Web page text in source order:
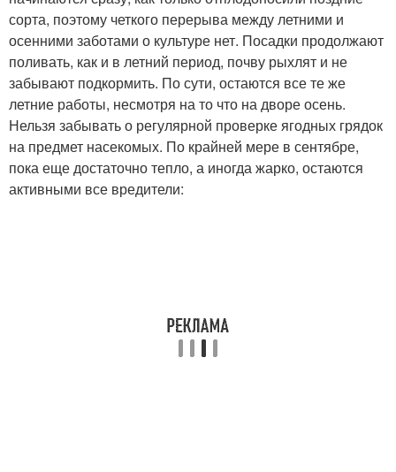
сорта, поэтому четкого перерыва между летними и
осенними заботами о культуре нет. Посадки продолжают
поливать, как и в летний период, почву рыхлят и не
забывают подкормить. По сути, остаются все те же
летние работы, несмотря на то что на дворе осень.
Нельзя забывать о регулярной проверке ягодных грядок
на предмет насекомых. По крайней мере в сентябре,
пока еще достаточно тепло, а иногда жарко, остаются
активными все вредители: